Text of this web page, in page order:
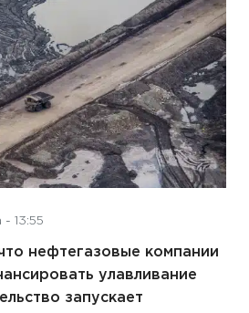
13:55
нефтегазовые компании
улавливание
запускает